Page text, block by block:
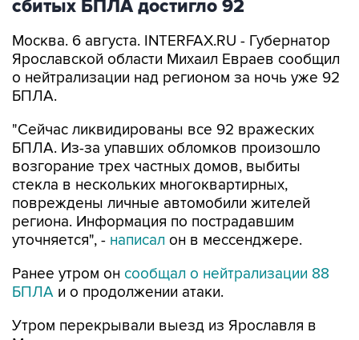
сбитых БПЛА достигло 92
Москва. 6 августа. INTERFAX.RU - Губернатор
Ярославской области Михаил Евраев сообщил
о нейтрализации над регионом за ночь уже 92
БПЛА.
"Сейчас ликвидированы все 92 вражеских
БПЛА. Из-за упавших обломков произошло
возгорание трех частных домов, выбиты
стекла в нескольких многоквартирных,
повреждены личные автомобили жителей
региона. Информация по пострадавшим
уточняется", - написал он в мессенджере.
Ранее утром он сообщал о нейтрализации 88
БПЛА и о продолжении атаки.
Утром перекрывали выезд из Ярославля в